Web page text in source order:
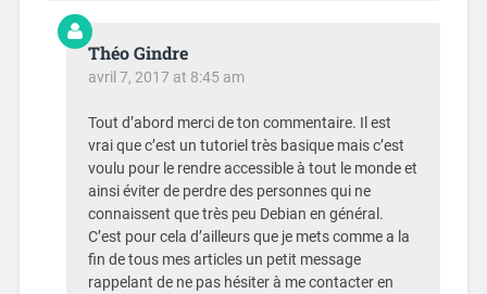
Théo Gindre
avril 7, 2017 at 8:45 am
Tout d’abord merci de ton commentaire. Il est
vrai que c’est un tutoriel très basique mais c’est
voulu pour le rendre accessible à tout le monde et
ainsi éviter de perdre des personnes qui ne
connaissent que très peu Debian en général.
C’est pour cela d’ailleurs que je mets comme a la
fin de tous mes articles un petit message
rappelant de ne pas hésiter à me contacter en